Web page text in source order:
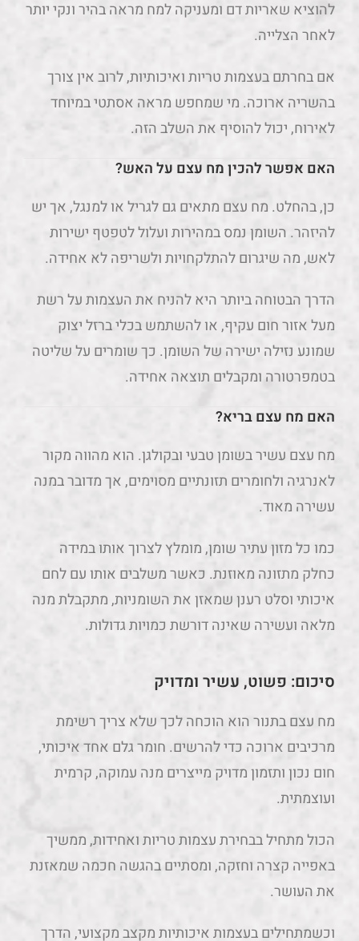
להוציא שאריות דם ומעניקה למח מראה בהיר ונקי יותר
לאחר הצלייה.
אם בחרתם בעצמות טריות ואיכותיות, לרוב אין צורך
בהשריה ארוכה. מי שמחפש מראה אסתטי במיוחד
לאירוח, יכול להוסיף את השלב הזה.
האם אפשר להכין מח עצם על האש?
כן, בהחלט. מח עצם מתאים גם לגריל או למנגל, אך יש
להיזהר. השומן נמס במהירות ועלול לטפטף ישירות
לאש, מה שיגרום להתלקחויות ולשריפה לא אחידה.
הדרך הבטוחה ביותר היא להניח את העצמות על רשת
מעל אזור חום עקיף, או להשתמש בכלי ברזל יצוק
שמונע נזילה ישירה של השומן. כך שומרים על שליטה
בטמפרטורה ומקבלים תוצאה אחידה.
האם מח עצם בריא?
מח עצם עשיר בשומן טבעי ובקולגן. הוא מהווה מקור
לאנרגיה ולחומרים תזונתיים מסוימים, אך מדובר במנה
עשירה מאוד.
כמו כל מזון עתיר שומן, מומלץ לצרוך אותו במידה
כחלק מתזונה מאוזנת. כאשר משלבים אותו עם לחם
איכותי וסלט רענן שמאזן את השומניות, מתקבלת מנה
מלאה ועשירה שאינה דורשת כמויות גדולות.
סיכום: פשוט, עשיר ומדויק
מח עצם בתנור הוא הוכחה לכך שלא צריך רשימת
מרכיבים ארוכה כדי להרשים. חומר גלם אחד איכותי,
חום נכון ותזמון מדויק מייצרים מנה עמוקה, קרמית
ועוצמתית.
הכול מתחיל בבחירת עצמות טריות ואחידות, ממשיך
באפייה קצרה וחזקה, ומסתיים בהגשה חכמה שמאזנת
את העושר.
וכשמתחילים בעצמות איכותיות מקצב מקצועי, הדרך